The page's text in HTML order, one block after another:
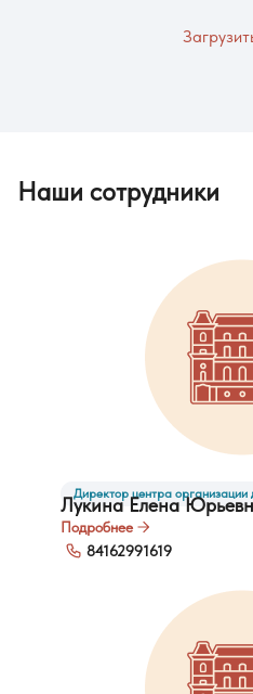
Наши сотрудники
Директор центра организации
Лукина Елена
Подробнее
84162991619